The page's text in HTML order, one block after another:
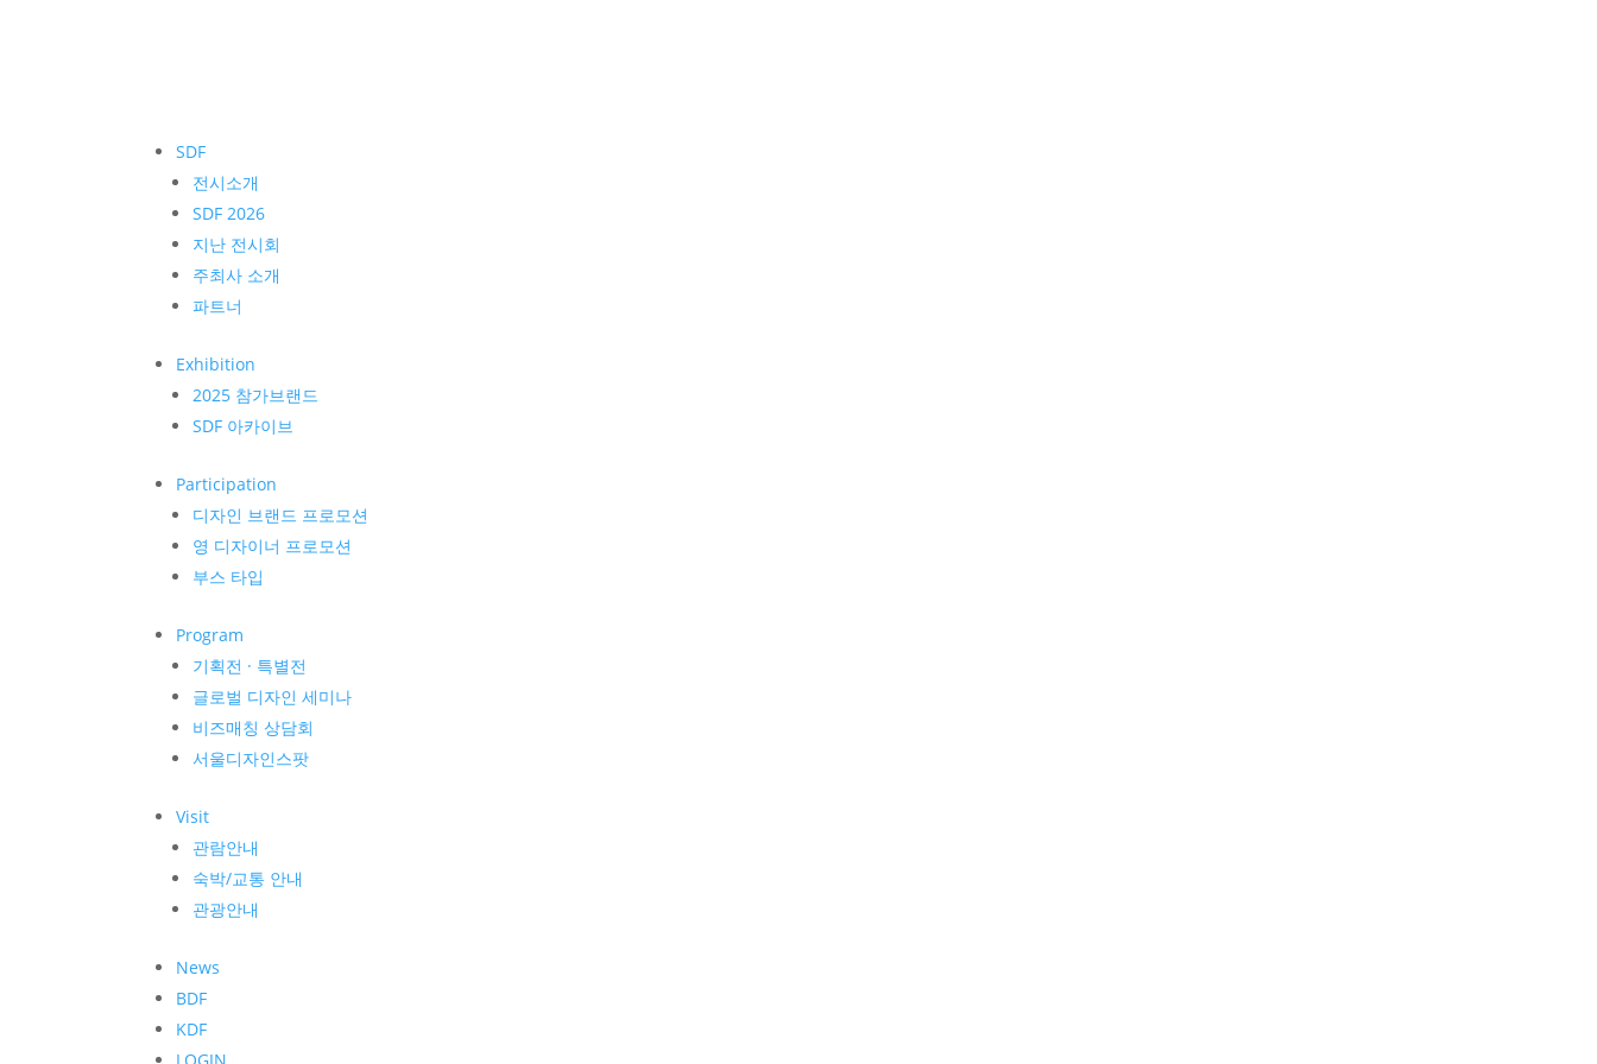
SDF
전시소개
SDF 2026
지난 전시회
주최사 소개
파트너
Exhibition
2025 참가브랜드
SDF 아카이브
Participation
디자인 브랜드 프로모션
영 디자이너 프로모션
부스 타입
Program
기획전 · 특별전
글로벌 디자인 세미나
비즈매칭 상담회
서울디자인스팟
Visit
관람안내
숙박/교통 안내
관광안내
News
BDF
KDF